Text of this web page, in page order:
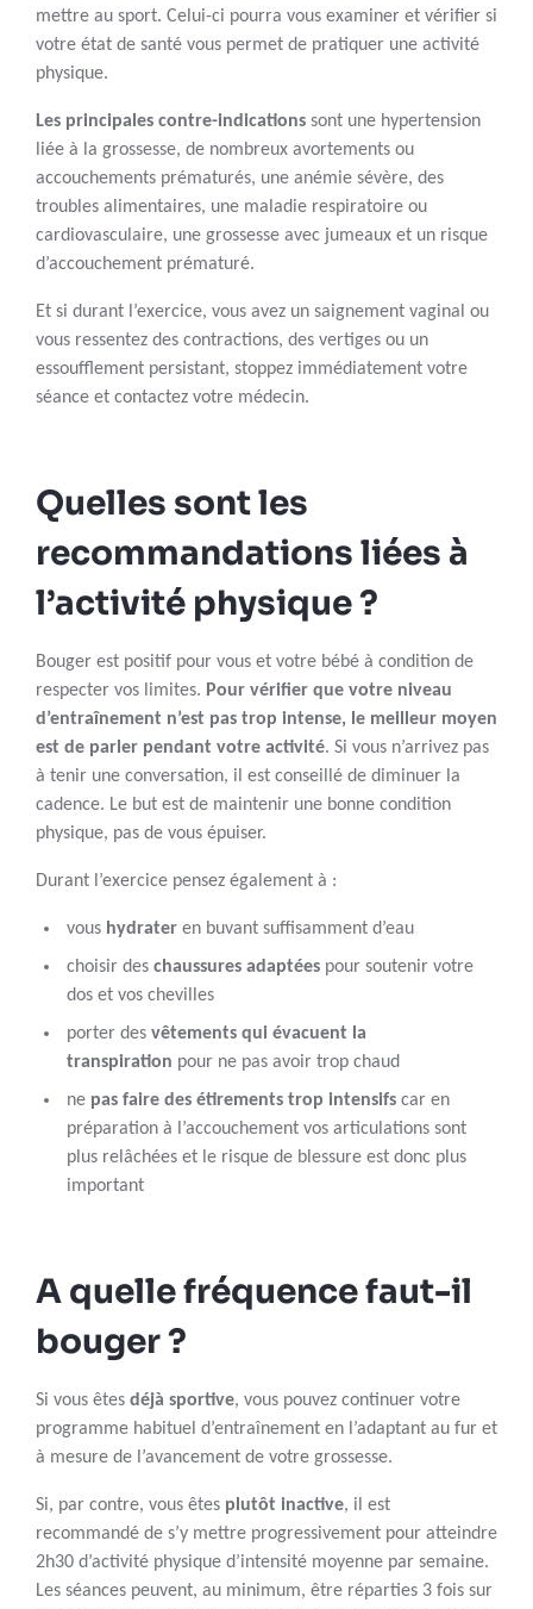
mettre au sport. Celui-ci pourra vous examiner et vérifier si
votre état de santé vous permet de pratiquer une activité
physique.
Les principales contre-indications sont une hypertension
liée à la grossesse, de nombreux avortements ou
accouchements prématurés, une anémie sévère, des
troubles alimentaires, une maladie respiratoire ou
cardiovasculaire, une grossesse avec jumeaux et un risque
d’accouchement prématuré.
Et si durant l’exercice, vous avez un saignement vaginal ou
vous ressentez des contractions, des vertiges ou un
essoufflement persistant, stoppez immédiatement votre
séance et contactez votre médecin.
Quelles sont les
recommandations liées à
l’activité physique ?
Bouger est positif pour vous et votre bébé à condition de
respecter vos limites. Pour vérifier que votre niveau
d’entraînement n’est pas trop intense, le meilleur moyen
est de parler pendant votre activité. Si vous n’arrivez pas
à tenir une conversation, il est conseillé de diminuer la
cadence. Le but est de maintenir une bonne condition
physique, pas de vous épuiser.
Durant l’exercice pensez également à :
vous hydrater en buvant suffisamment d’eau
choisir des chaussures adaptées pour soutenir votre
dos et vos chevilles
porter des vêtements qui évacuent la
transpiration pour ne pas avoir trop chaud
ne pas faire des étirements trop intensifs car en
préparation à l’accouchement vos articulations sont
plus relâchées et le risque de blessure est donc plus
important
A quelle fréquence faut-il
bouger ?
Si vous êtes déjà sportive, vous pouvez continuer votre
programme habituel d’entraînement en l’adaptant au fur et
à mesure de l’avancement de votre grossesse.
Si, par contre, vous êtes plutôt inactive, il est
recommandé de s’y mettre progressivement pour atteindre
2h30 d’activité physique d’intensité moyenne par semaine.
Les séances peuvent, au minimum, être réparties 3 fois sur